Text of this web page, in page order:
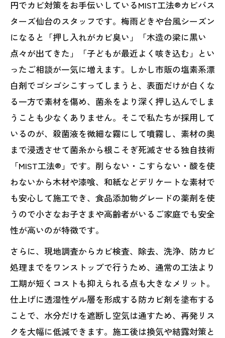
円でカビ対策をお手伝いしているMIST工法®カビバス
ターズ仙台のスタッフです。梅雨どきや台風シーズン
になると「押し入れがカビ臭い」「木造の梁に黒い
点々が出てきた」「子どもが最近よく咳き込む」とい
ったご相談が一気に増えます。しかし市販の塩素系漂
白剤でゴシゴシこすってしまうと、表面だけが白くな
る一方で素材を傷め、菌糸をより深く押し込んでしま
うことも少なくありません。そこで私たちが採用して
いるのが、殺菌液を微細な霧にして噴霧し、素材の奥
まで浸透させて菌糸から根こそぎ死滅させる独自技術
「MIST工法®」です。削らない・こすらない・酸を使
わないから木材や漆喰、和紙などデリケートな素材で
も安心して施工でき、食品添加物グレードの薬剤を使
うので小さなお子さまや高齢者がいるご家庭でも安全
性が高いのが特徴です。
さらに、現地調査からカビ検査、除去、洗浄、防カビ
処理までをワンストップで行うため、通常の工法より
工期が短くコストも抑えられる点も大きなメリット。
仕上げに透湿性ゲル層を形成する防カビ剤を塗布する
ことで、水分だけを遮断し空気は通すため、再発リス
クを大幅に低減できます。施工後は換気や結露対策と